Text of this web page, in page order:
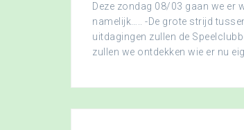
Deze zondag 08/03 gaan we er
namelijk….. -De grote strijd
uitdagingen zullen de
zullen we ontdekken wie er nu